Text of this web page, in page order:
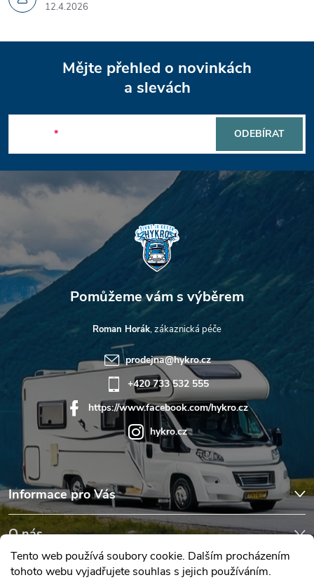
Tento web používá soubory cookie. Dalším procházením
tohoto webu vyjadřujete souhlas s jejich používáním.
12.4.2026
p
a
t
í
Mějte přehled o novinkách
a slevách
ODEBÍRAT
Informace pro Vás
O nás
Hodnocení obchodu
Roman Horák
prodejna@hykro.cz
+420 733 532 555
https://www.facebook.com/hykro.cz
hykro.cz